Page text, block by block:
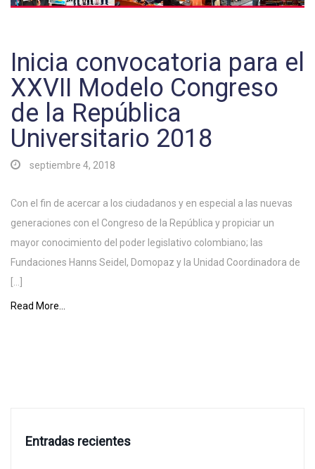
Inicia convocatoria para el
XXVII Modelo Congreso
de la República
Universitario 2018
septiembre 4, 2018
Con el fin de acercar a los ciudadanos y en especial a las nuevas
generaciones con el Congreso de la República y propiciar un
mayor conocimiento del poder legislativo colombiano; las
Fundaciones Hanns Seidel, Domopaz y la Unidad Coordinadora de
[…]
Read More...
Entradas recientes